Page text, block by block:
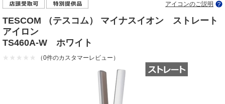
アイコンのご説明
TESCOM （テスコム） マイナスイオン ストレート
アイロン
TS460A-W ホワイト
（0件のカスタマーレビュー）